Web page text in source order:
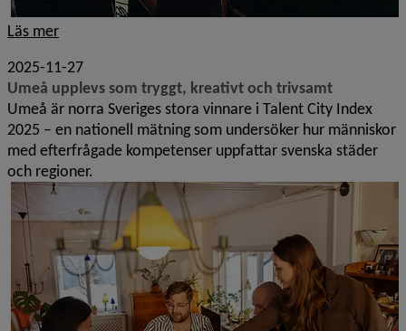
Läs mer
2025-11-27
Umeå upplevs som tryggt, kreativt och trivsamt
Umeå är norra Sveriges stora vinnare i Talent City Index
2025 – en nationell mätning som undersöker hur människor
med efterfrågade kompetenser uppfattar svenska städer
och regioner.